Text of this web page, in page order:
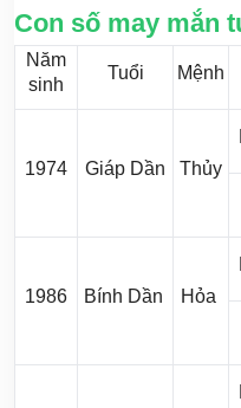
Con số may mắn
Năm
sinh
Tuổi Mệnh
1974 Giáp Dần Thủy
1986 Bính Dần Hỏa